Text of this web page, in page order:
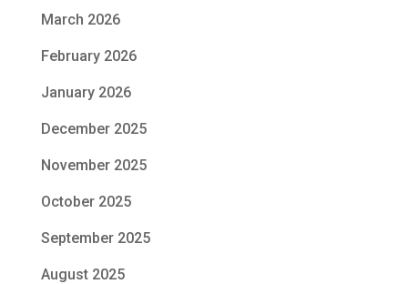
March 2026
February 2026
January 2026
December 2025
November 2025
October 2025
September 2025
August 2025